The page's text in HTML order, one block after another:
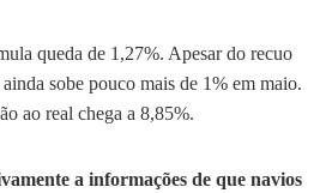
queda de 1,27%. Apesar do recuo
sobe pouco mais de 1% em maio.
ao real chega a 8,85%.
a informações de que navios